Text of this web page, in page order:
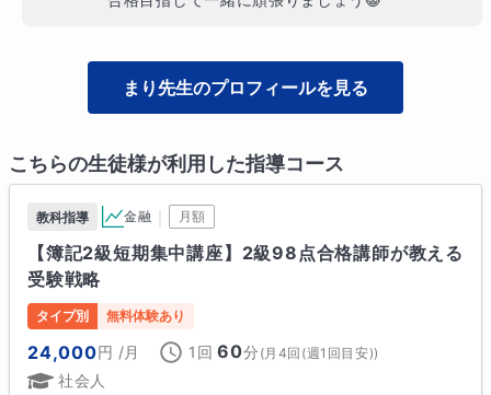
まり 先生のプロフィールを見る
こちらの生徒様が利用した指導コース
教科指導 金融 月額
【簿記2級短期集中講座】2級98点合格講師が教える
受験戦略
タイプ別 無料体験あり
24,000円 /月 1回 60分 (月4回(週1回目安))
社会人